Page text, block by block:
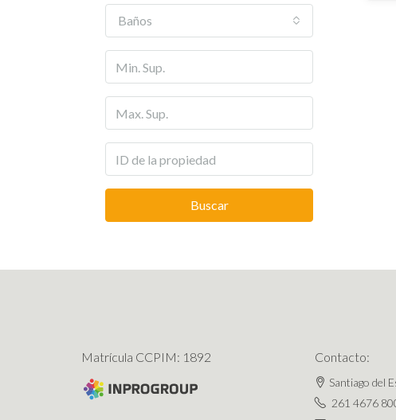
Baños
Buscar
Matrícula CCPIM: 1892 Contacto:
Santiago del
261 4676